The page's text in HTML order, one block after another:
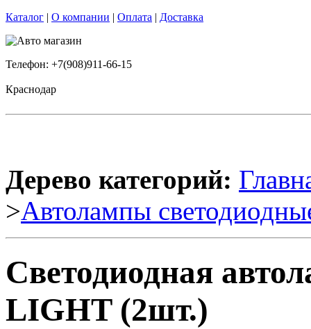
Каталог | О компании | Оплата | Доставка
Телефон: +7(908)911-66-15
Краснодар
Дерево категорий:
>Автолампы
Светодиодная
LIGHT (2шт.)